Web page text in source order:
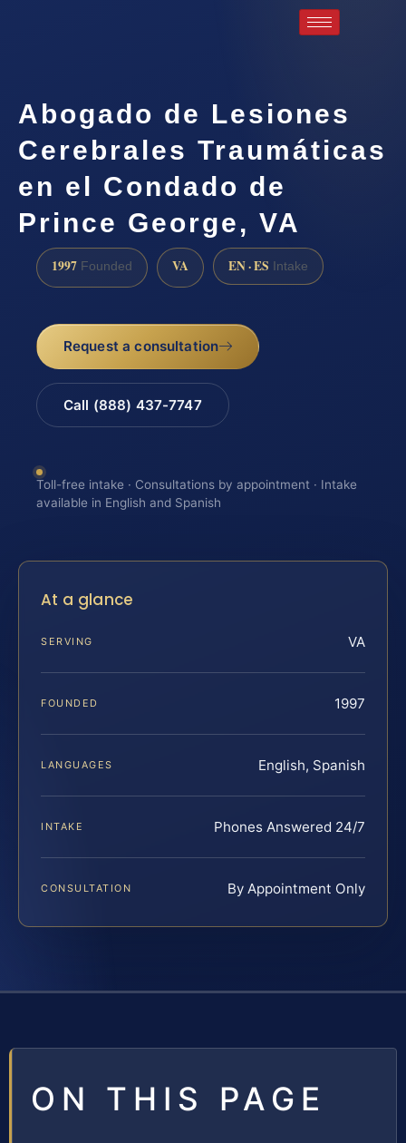
Abogado de Lesiones
Cerebrales Traumáticas
en el Condado de
Prince George, VA
1997 Founded VA EN · ES Intake
Request a consultation
Call (888) 437-7747
Toll-free intake · Consultations by appointment · Intake
available in English and Spanish
At a glance
SERVING VA
FOUNDED 1997
LANGUAGES English, Spanish
INTAKE Phones Answered 24/7
CONSULTATION By Appointment Only
ON THIS PAGE